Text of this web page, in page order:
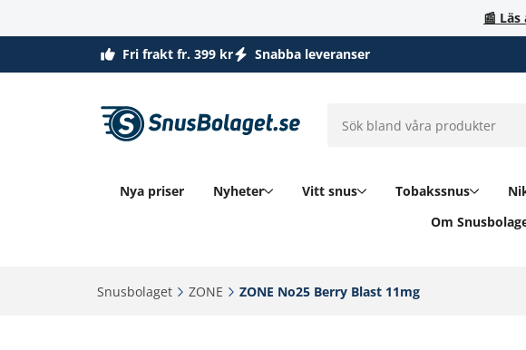
📰
Fri frakt fr. 399 kr Snabba leveranser
Nya priser Nyheter Vitt snus Tobakssnus
Om
Snusbolaget‎ ZONE‎ ZONE No25 Berry Blast 11mg‎